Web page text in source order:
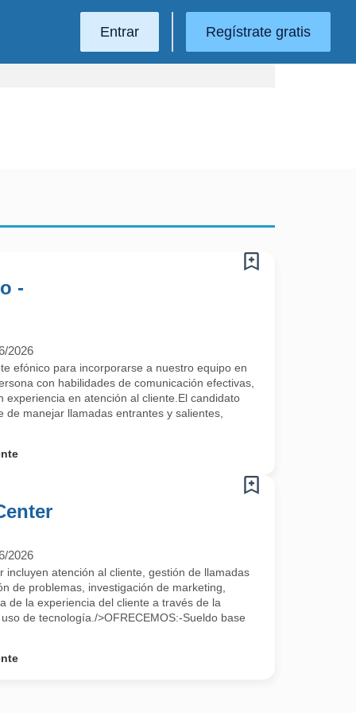
Entrar Regístrate gratis
-
2026
efónico para incorporarse a nuestro equipo en
con habilidades de comunicación efectivas,
experiencia en atención al cliente.El candidato
de manejar llamadas entrantes y salientes,
2026
incluyen atención al cliente, gestión de llamadas
de problemas, investigación de marketing,
de la experiencia del cliente a través de la
de tecnología./>OFRECEMOS:-Sueldo base